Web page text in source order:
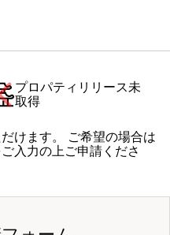
プロパティリリース未
取得
けます。 ご希望の場合は
入力の上ご申請くださ